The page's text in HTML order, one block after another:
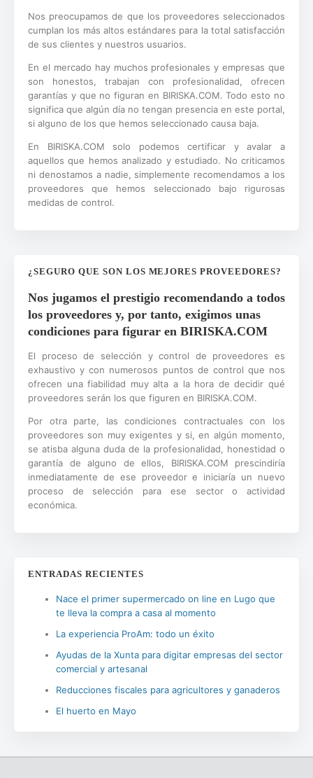
Nos preocupamos de que los proveedores seleccionados
cumplan los más altos estándares para la total satisfacción
de sus clientes y nuestros usuarios.
En el mercado hay muchos profesionales y empresas que
son honestos, trabajan con profesionalidad, ofrecen
garantías y que no figuran en BIRISKA.COM. Todo esto no
significa que algún día no tengan presencia en este portal,
si alguno de los que hemos seleccionado causa baja.
En BIRISKA.COM solo podemos certificar y avalar a
aquellos que hemos analizado y estudiado. No criticamos
ni denostamos a nadie, simplemente recomendamos a los
proveedores que hemos seleccionado bajo rigurosas
medidas de control.
¿SEGURO QUE SON LOS MEJORES PROVEEDORES?
Nos jugamos el prestigio recomendando a todos
los proveedores y, por tanto, exigimos unas
condiciones para figurar en BIRISKA.COM
El proceso de selección y control de proveedores es
exhaustivo y con numerosos puntos de control que nos
ofrecen una fiabilidad muy alta a la hora de decidir qué
proveedores serán los que figuren en BIRISKA.COM.
Por otra parte, las condiciones contractuales con los
proveedores son muy exigentes y si, en algún momento,
se atisba alguna duda de la profesionalidad, honestidad o
garantía de alguno de ellos, BIRISKA.COM prescindiría
inmediatamente de ese proveedor e iniciaría un nuevo
proceso de selección para ese sector o actividad
económica.
ENTRADAS RECIENTES
Nace el primer supermercado on line en Lugo que
te lleva la compra a casa al momento
La experiencia ProAm: todo un éxito
Ayudas de la Xunta para digitar empresas del sector
comercial y artesanal
Reducciones fiscales para agricultores y ganaderos
El huerto en Mayo